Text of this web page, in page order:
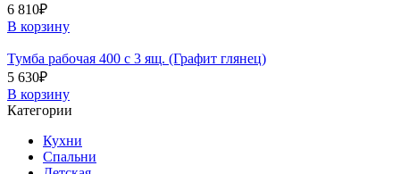
6 810₽
В корзину
Тумба рабочая 400 с 3 ящ. (Графит глянец)
5 630₽
В корзину
Категории
Кухни
Спальни